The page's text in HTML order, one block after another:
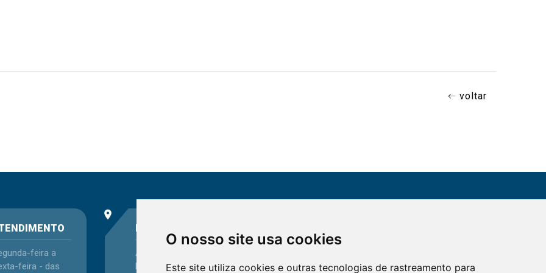
O nosso site usa cookies
Este site utiliza cookies e outras tecnologias de rastreamento para
voltar
feira a
feira - das
place
ENDEREÇO
Avenida Itaqui, 45,
Bairro Petrópolis,
Confira os e-mailsaqui